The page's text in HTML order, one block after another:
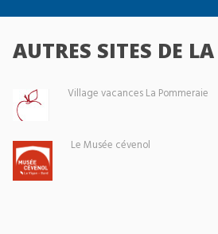
AUTRES SITES DE
Village vacances La Pommeraie
Le Musée cévenol